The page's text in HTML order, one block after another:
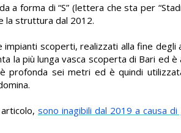
a forma di “S” (lettera che sta per
la struttura dal 2012.
scoperti, realizzati alla fine degli
la più lunga vasca scoperta di Bari ed
profonda sei metri ed è quindi
sono inagibili dal 2019 a causa